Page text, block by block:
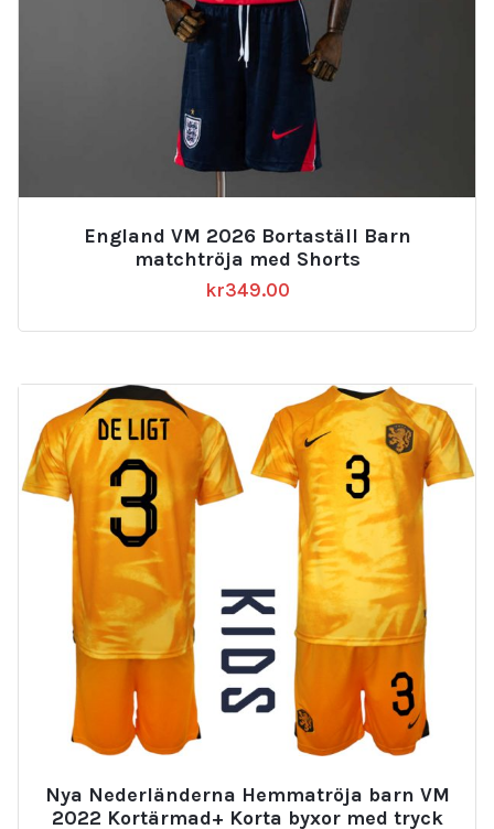
England VM 2026 Bortaställ Barn
matchtröja med Shorts
kr349.00
Nya Nederländerna Hemmatröja barn VM
2022 Kortärmad+ Korta byxor med tryck